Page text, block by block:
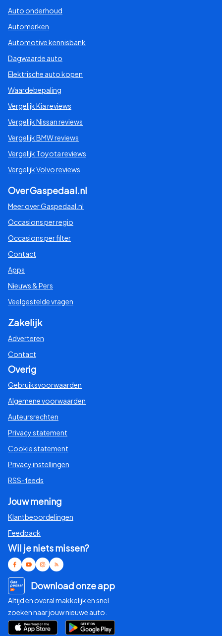
Auto onderhoud
Automerken
Automotive kennisbank
Dagwaarde auto
Elektrische auto kopen
Waardebepaling
Vergelijk Kia reviews
Vergelijk Nissan reviews
Vergelijk BMW reviews
Vergelijk Toyota reviews
Vergelijk Volvo reviews
Over Gaspedaal.nl
Meer over Gaspedaal.nl
Occasions per regio
Occasions per filter
Contact
Apps
Nieuws & Pers
Veelgestelde vragen
Zakelijk
Adverteren
Contact
Overig
Gebruiksvoorwaarden
Algemene voorwaarden
Auteursrechten
Privacy statement
Cookie statement
Privacy instellingen
RSS-feeds
Jouw mening
Klantbeoordelingen
Feedback
Wil je niets missen?
Download onze app
Altijd en overal makkelijk en snel
zoeken naar jouw nieuwe auto.